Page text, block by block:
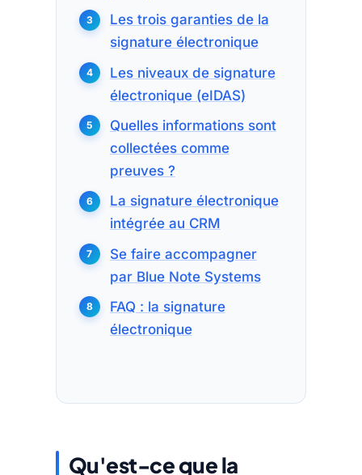
Les trois garanties de la
signature électronique
Les niveaux de signature
électronique (eIDAS)
Quelles informations sont
collectées comme
preuves ?
La signature électronique
intégrée au CRM
Se faire accompagner
par Blue Note Systems
FAQ : la signature
électronique
Qu'est-ce que la